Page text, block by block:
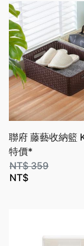
聯府 藤藝收納籃
特價*
NT$359
NT$